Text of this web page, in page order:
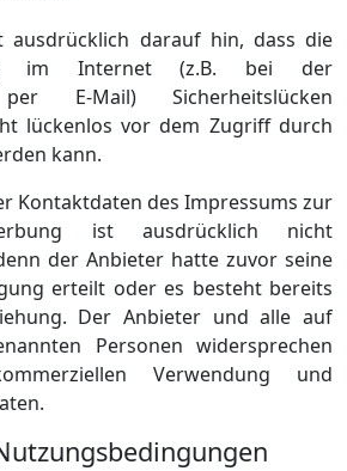
ausdrücklich darauf hin, dass die
im Internet (z.B. bei der
E-Mail) Sicherheitslücken
lückenlos vor dem Zugriff durch
kann.
Kontaktdaten des Impressums zur
ist ausdrücklich nicht
der Anbieter hatte zuvor seine
erteilt oder es besteht bereits
Der Anbieter und alle auf
Personen widersprechen
Verwendung und